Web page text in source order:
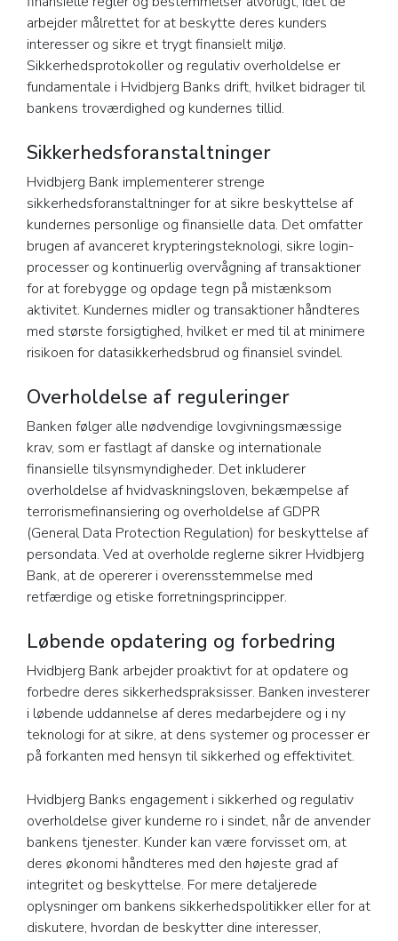
arbejder målrettet for at beskytte deres kunders
interesser og sikre et trygt finansielt miljø.
Sikkerhedsprotokoller og regulativ overholdelse er
fundamentale i Hvidbjerg Banks drift, hvilket bidrager til
bankens troværdighed og kundernes tillid.
Sikkerhedsforanstaltninger
Hvidbjerg Bank implementerer strenge
sikkerhedsforanstaltninger for at sikre beskyttelse af
kundernes personlige og finansielle data. Det omfatter
brugen af avanceret krypteringsteknologi, sikre login-
processer og kontinuerlig overvågning af transaktioner
for at forebygge og opdage tegn på mistænksom
aktivitet. Kundernes midler og transaktioner håndteres
med største forsigtighed, hvilket er med til at minimere
risikoen for datasikkerhedsbrud og finansiel svindel.
Overholdelse af reguleringer
Banken følger alle nødvendige lovgivningsmæssige
krav, som er fastlagt af danske og internationale
finansielle tilsynsmyndigheder. Det inkluderer
overholdelse af hvidvaskningsloven, bekæmpelse af
terrorismefinansiering og overholdelse af GDPR
(General Data Protection Regulation) for beskyttelse af
persondata. Ved at overholde reglerne sikrer Hvidbjerg
Bank, at de opererer i overensstemmelse med
retfærdige og etiske forretningsprincipper.
Løbende opdatering og forbedring
Hvidbjerg Bank arbejder proaktivt for at opdatere og
forbedre deres sikkerhedspraksisser. Banken investerer
i løbende uddannelse af deres medarbejdere og i ny
teknologi for at sikre, at dens systemer og processer er
på forkanten med hensyn til sikkerhed og effektivitet.
Hvidbjerg Banks engagement i sikkerhed og regulativ
overholdelse giver kunderne ro i sindet, når de anvender
bankens tjenester. Kunder kan være forvisset om, at
deres økonomi håndteres med den højeste grad af
integritet og beskyttelse. For mere detaljerede
oplysninger om bankens sikkerhedspolitikker eller for at
diskutere, hvordan de beskytter dine interesser,